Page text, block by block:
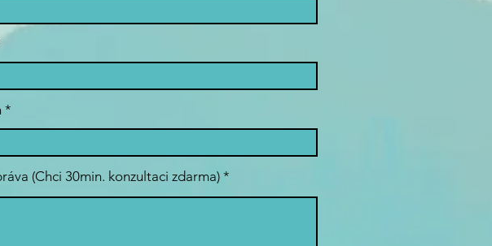
(Chci 30min. konzultaci zdarma)